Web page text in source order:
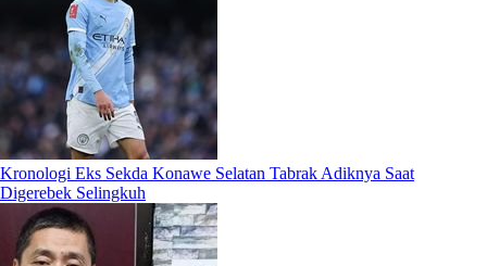
Kronologi Eks Sekda Konawe Selatan Tabrak Adiknya Saat
Digerebek Selingkuh